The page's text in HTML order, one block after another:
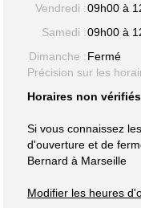
Vendredi :09h00 à
Samedi :09h00 à
Dimanche :Fermé
Précision sur les
Horaires non vérifiés.
Si vous connaissez
d'ouverture et de
Bernard à Marseille
Modifier les heures